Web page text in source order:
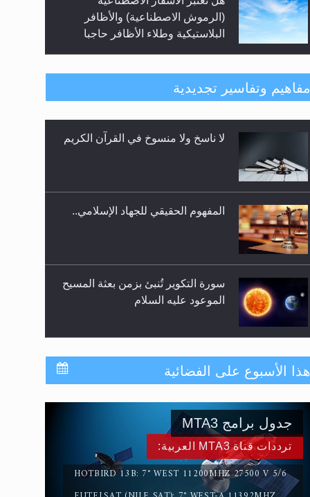
(الرموش الاصطناعية) والأظافر
البلاستيكية وطلاء الأظافر حاجبا
للوضوء وهل يُسمح الصلاة بها؟
هل يجوز فتح مشروع كوافير نسائي
مفاهيم وتفاسير تجديدية
لا ناسخ ولا منسوخ في القرآن الكريم
الموعود عليه السلام
القرآن قاضٍ وحكمٌ على السنة
ومهيمنٌ عليها.. ليس العكس
هذا الأسبوع على الفضائية
ترددات قناة MTA3 العربية:
HOTBIRD 13B: 7° WEST 11200MHZ 27500 V 5/6
جدول برامج MTA3